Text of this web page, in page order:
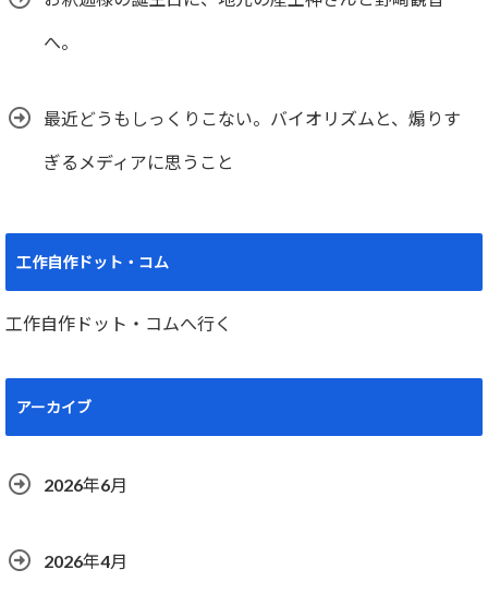
へ。
最近どうもしっくりこない。バイオリズムと、煽りす
ぎるメディアに思うこと
工作自作ドット・コム
工作自作ドット・コムへ行く
アーカイブ
2026年6月
2026年4月